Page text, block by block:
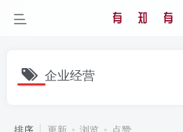
企业经营
排序 更新 浏览 点赞